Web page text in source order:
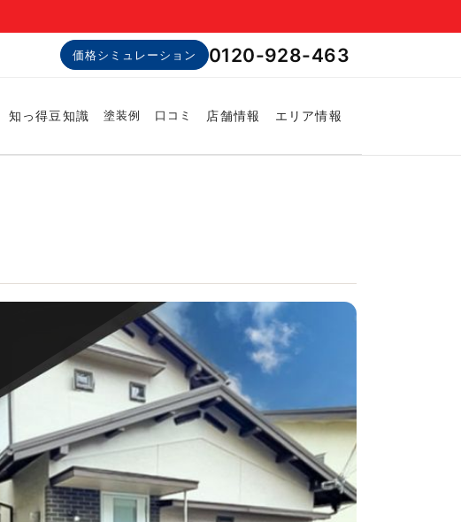
価格シミュレーション 0120-928-463
知っ得豆知識 塗装例 口コミ 店舗情報 エリア情報